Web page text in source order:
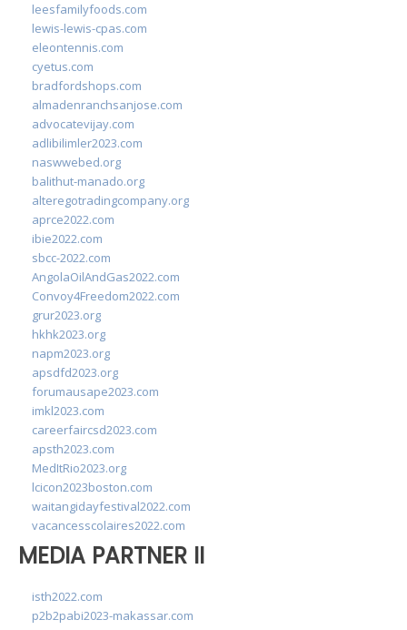
leesfamilyfoods.com
lewis-lewis-cpas.com
eleontennis.com
cyetus.com
bradfordshops.com
almadenranchsanjose.com
advocatevijay.com
adlibilimler2023.com
naswwebed.org
balithut-manado.org
alteregotradingcompany.org
aprce2022.com
ibie2022.com
sbcc-2022.com
AngolaOilAndGas2022.com
Convoy4Freedom2022.com
grur2023.org
hkhk2023.org
napm2023.org
apsdfd2023.org
forumausape2023.com
imkl2023.com
careerfaircsd2023.com
apsth2023.com
MedItRio2023.org
lcicon2023boston.com
waitangidayfestival2022.com
vacancesscolaires2022.com
MEDIA PARTNER II
isth2022.com
p2b2pabi2023-makassar.com